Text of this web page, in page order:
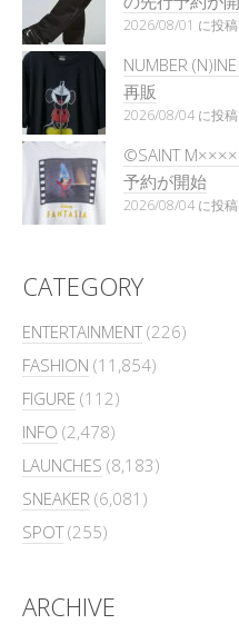
2026/08/01 に投
NUMBER
再販
2026/08/04 に投
©SAINT
予約が開始
2026/08/04 に投
CATEGORY
ENTERTAINMENT(226)
FASHION (11,854)
FIGURE (112)
INFO (2,478)
LAUNCHES (8,183)
SNEAKER (6,081)
SPOT(255)
ARCHIVE